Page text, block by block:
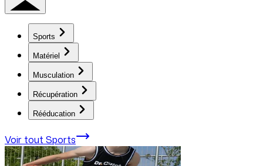
Sports
Matériel
Musculation
Récupération
Rééducation
Voir tout Sports